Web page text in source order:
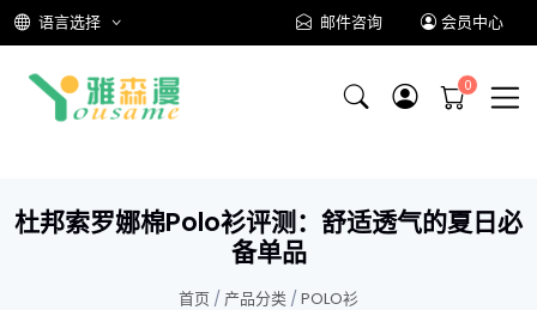
语言选择 邮件咨询 会员中心
杜邦索罗娜棉Polo衫评测：舒适透气的夏日必
备单品
首页 / 产品分类 / POLO衫